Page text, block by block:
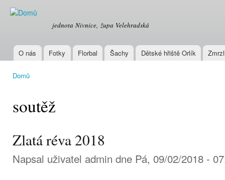
OREL
jednota Nivnice, župa Velehradská
Hlavní menu
O nás Fotky Florbal Šachy Dětské hřiště Orlík
Domů
soutěž
Zlatá réva 2018
Napsal uživatel admin dne Pá, 09/02/2018 -